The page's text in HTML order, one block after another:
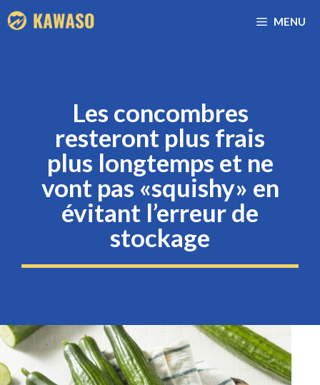
Aller
au
MENU
Les concombres
resteront plus frais
plus longtemps et ne
vont pas «squishy» en
évitant l’erreur de
stockage